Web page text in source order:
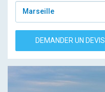
Marseille
DEMANDER UN DEVIS